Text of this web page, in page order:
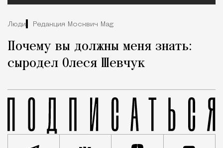
Люди Редакция Москвич Mag
Почему вы должны меня знать:
сыродел Олеся Шевчук